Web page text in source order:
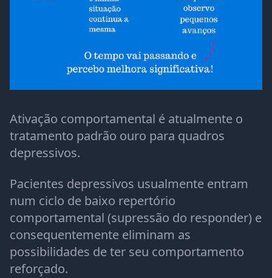
Ativação comportamental é atualmente o
tratamento padrão ouro para quadros
depressivos.
Pacientes depressivos usualmente entram
num ciclo de baixo repertório
comportamental (supressão do responder) e
consequentemente eliminam as
possibilidades de ter seu comportamento
reforçado.